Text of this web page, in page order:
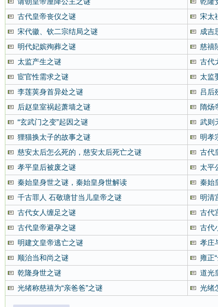
古代皇帝丧仪之谜
宋太
宋代徽、钦二宗结局之谜
成吉
明代妃嫔殉葬之谜
慈禧
太监产生之谜
古代
宦官性需求之谜
太监
李莲荚身首异处之谜
吕后
后赵皇室祸起萧墙之谜
隋炀
“玄武门之变”起因之谜
武则
狸猫换太子的故事之谜
明孝
慈安太后怎么死的，慈安太后死亡之谜
古代
孝平皇后被废之谜
太平
秦始皇身世之谜，秦始皇身世解读
秦始
千古罪人 石敬瑭甘当儿皇帝之谜
明清
古代女人缠足之谜
古代
古代皇帝避孕之谜
古代
明建文皇帝逃亡之谜
孝庄
顺治当和尚之谜
雍正
乾隆身世之谜
道光
光绪称慈禧为“亲爸爸”之谜
光绪